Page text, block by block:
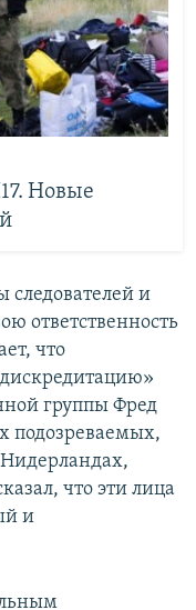
Новые
следователей и
ответственность
что
группы Фред
подозреваемых,
Нидерландах,
что эти лица
и